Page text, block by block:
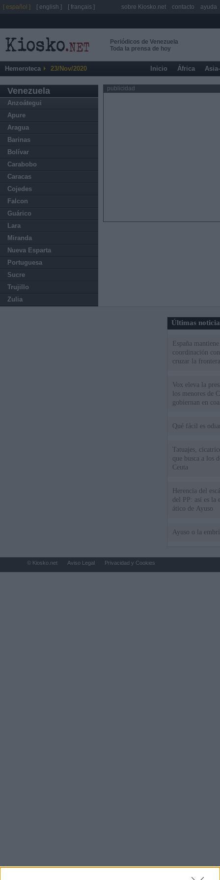
Periódicos de Venezuela
Toda la prensa de hoy
Hemeroteca 23/Nov/2020 Inicio África
Venezuela
Anzoátegui
Apure
Aragua
Barinas
Bolívar
Carabobo
Caracas
Cojedes
Falcon
Guárico
Lara
Miranda
Nueva Esparta
Portuguesa
Sucre
Trujillo
Zulia
publicidad
Últimas
España
coordinación
cruzar la
Vox eleva la
los menores de
gobiernan en
Qué fácil es
Tatuajes,
que busca a los
Ceuta
Herencia del
del PP: así es la
ático de Ayuso
Ayuso o la
[ español ] [ english ] [ français ] sobre Kiosko.net contacto ayuda
© Kiosko.net Aviso Legal Privacidad y Cookies